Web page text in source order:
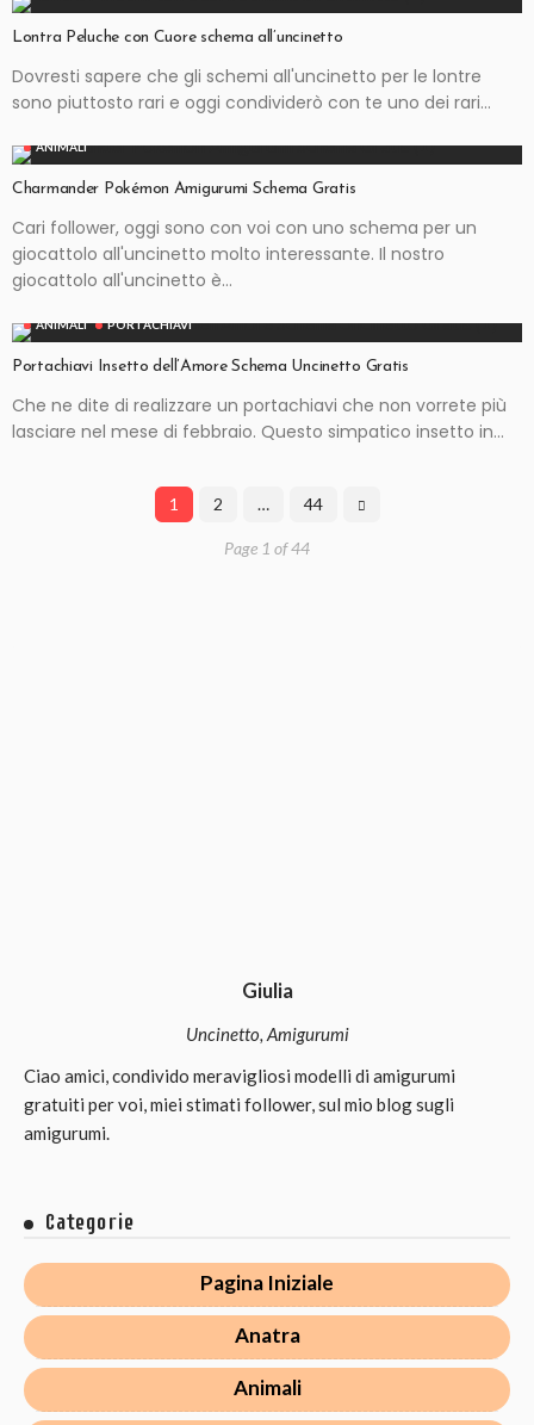
Lontra Peluche con Cuore schema all’uncinetto
Dovresti sapere che gli schemi all'uncinetto per le lontre
sono piuttosto rari e oggi condividerò con te uno dei rari...
ANIMALI
Charmander Pokémon Amigurumi Schema Gratis
Cari follower, oggi sono con voi con uno schema per un
giocattolo all'uncinetto molto interessante. Il nostro
giocattolo all'uncinetto è...
ANIMALI PORTACHIAVI
Portachiavi Insetto dell’Amore Schema Uncinetto Gratis
Che ne dite di realizzare un portachiavi che non vorrete più
lasciare nel mese di febbraio. Questo simpatico insetto in...
1 2 … 44
Page 1 of 44
Giulia
Uncinetto, Amigurumi
Ciao amici, condivido meravigliosi modelli di amigurumi
gratuiti per voi, miei stimati follower, sul mio blog sugli
amigurumi.
Categorie
Pagina Iniziale
Anatra
Animali